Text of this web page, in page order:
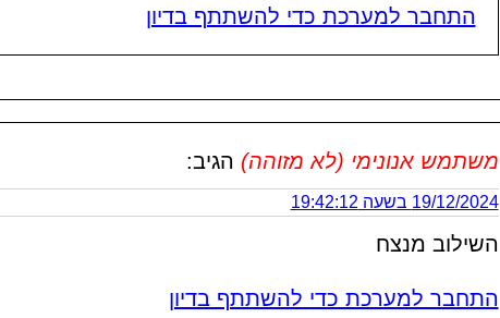
התחבר למערכת כדי להשתתף בדיון
משתמש אנונימי (לא מזוהה) הגיב:
19/12/2024 בשעה 19:42:12
השילוב מנצח
התחבר למערכת כדי להשתתף בדיון